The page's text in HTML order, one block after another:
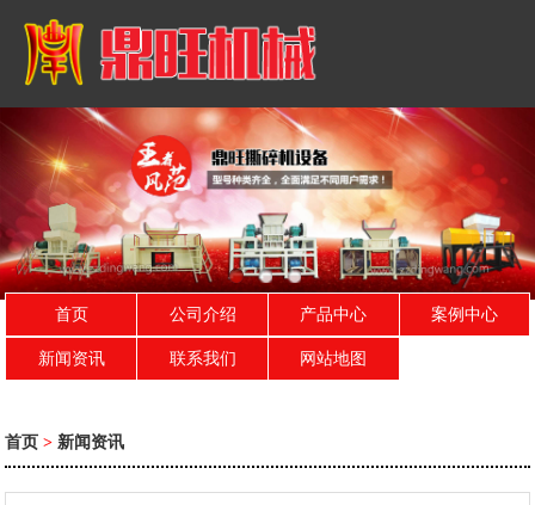
首页 公司介绍 产品中心 案例中心
新闻资讯 联系我们 网站地图
首页 > 新闻资讯